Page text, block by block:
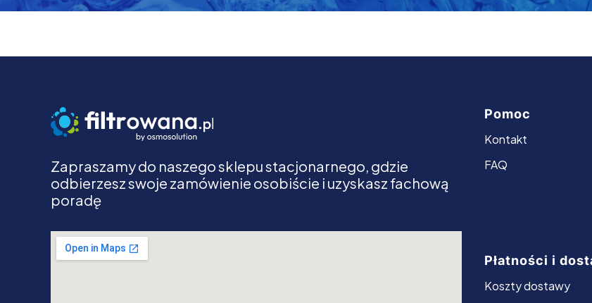
Zapraszamy do naszego sklepu stacjonarnego, gdzie
odbierzesz swoje zamówienie osobiście i uzyskasz fachową
poradę
Linki w stopce
Pomoc
Kontakt
FAQ
Płatności i
Koszty dostawy